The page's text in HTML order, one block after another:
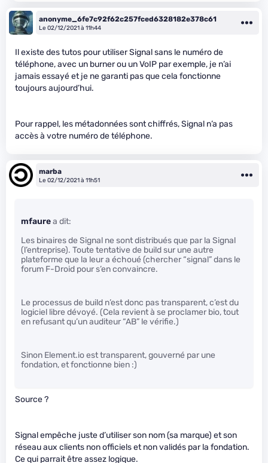
anonyme_6fe7c92f62c257fced6328182e378c61
Le 02/12/2021 à 11h44
Il existe des tutos pour utiliser Signal sans le numéro de
téléphone, avec un burner ou un VoIP par exemple, je n’ai
jamais essayé et je ne garanti pas que cela fonctionne
toujours aujourd’hui.
Pour rappel, les métadonnées sont chiffrés, Signal n’a pas
accès à votre numéro de téléphone.
marba
Le 02/12/2021 à 11h51
mfaurea dit:
Les binaires de Signal ne sont distribués que par la Signal
(l’entreprise). Toute tentative de build sur une autre
plateforme que la leur a échoué (chercher “signal” dans le
forum F-Droid pour s’en convaincre.
Le processus de build n’est donc pas transparent, c’est du
logiciel libre dévoyé. (Cela revient à se proclamer bio, tout
en refusant qu’un auditeur “AB” le vérifie.)
Sinon Element.io est transparent, gouverné par une
fondation, et fonctionne bien :)
Source ?
Signal empêche juste d’utiliser son nom (sa marque) et son
réseau aux clients non officiels et non validés par la fondation.
Ce qui parrait être assez logique.